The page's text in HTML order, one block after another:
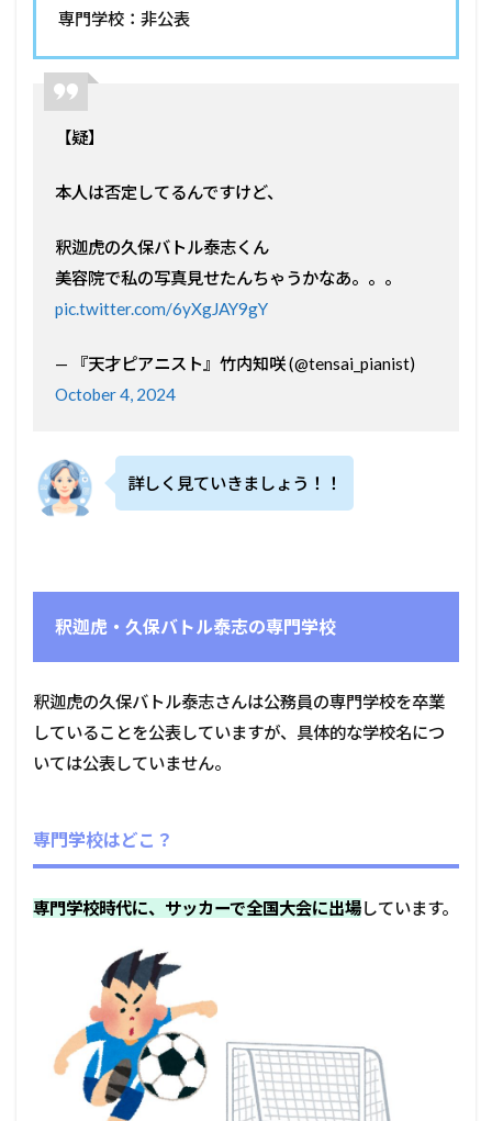
専門学校：非公表
【疑】
本人は否定してるんですけど、
釈迦虎の久保バトル泰志くん
美容院で私の写真見せたんちゃうかなあ。。。
pic.twitter.com/6yXgJAY9gY
— 『天才ピアニスト』竹内知咲 (@tensai_pianist)
October 4, 2024
詳しく見ていきましょう！！
釈迦虎・久保バトル泰志の専門学校
釈迦虎の久保バトル泰志さんは公務員の専門学校を卒業
していることを公表していますが、具体的な学校名につ
いては公表していません。
専門学校はどこ？
専門学校時代に、サッカーで全国大会に出場しています。